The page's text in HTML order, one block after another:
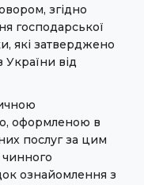
згідно
господарської
які затверджено
України від
оформленою в
послуг за цим
чинного
ознайомлення з